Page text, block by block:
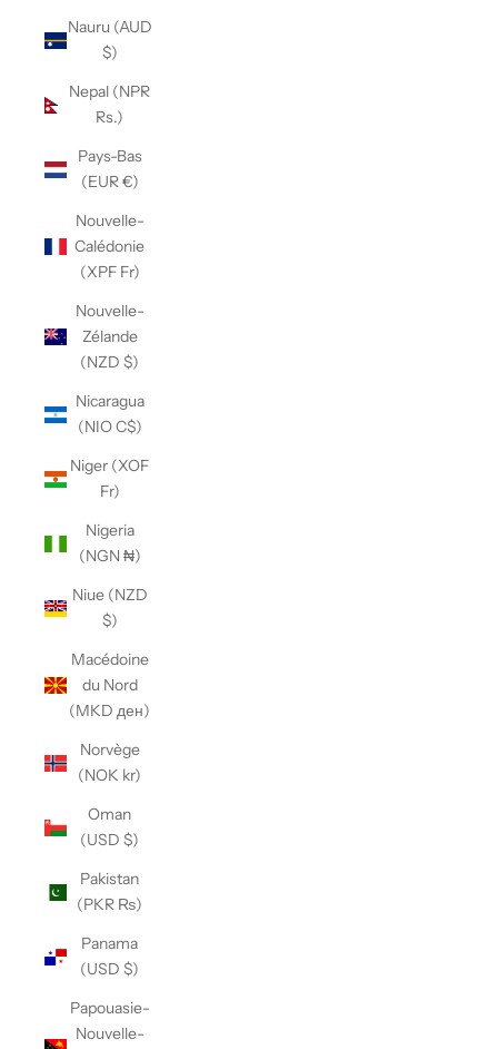
Nauru (AUD
$)
Nepal (NPR
Rs.)
Pays-Bas
(EUR €)
Nouvelle-
Calédonie
(XPF Fr)
Nouvelle-
Zélande
(NZD $)
Nicaragua
(NIO C$)
Niger (XOF
Fr)
Nigeria
(NGN ₦)
Niue (NZD
$)
Macédoine
du Nord
(MKD ден)
Norvège
(NOK kr)
Oman
(USD $)
Pakistan
(PKR ₨)
Panama
(USD $)
Papouasie-
Nouvelle-